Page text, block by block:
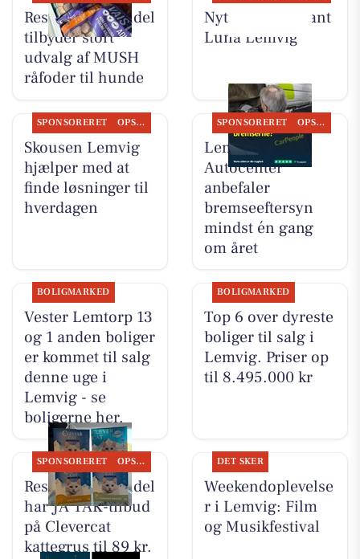
Resen Landhandel
tilbyder stort
udvalg af MUSH
råfoder til hunde
Nyt fra Restaurant
Luna Lemvig
SPONSORERET OPSLAGSTAVLEN
Skousen Lemvig
hjælper med at
finde løsninger til
hverdagen
SPONSORERET OPSLAGSTAVLEN
Lemvig
Autocenter
anbefaler
bremseeftersyn
mindst én gang
om året
BOLIGMARKED
Vester Lemtorp 13
og 1 anden boliger
er kommet til salg
denne uge i
Lemvig - se
boligerne her.
BOLIGMARKED
Top 6 over dyreste
boliger til salg i
Lemvig. Priser op
til 8.495.000 kr
SPONSORERET OPSLAGSTAVLEN
Resen Landhandel
har JA TAK-tilbud
på Clevercat
kattegrus til 89 kr.
DET SKER
Weekendoplevelse
r i Lemvig: Film
og Musikfestival